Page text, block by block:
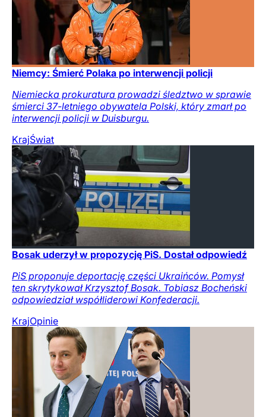
Niemcy: Śmierć Polaka po interwencji policji
Niemiecka prokuratura prowadzi śledztwo w sprawie
śmierci 37-letniego obywatela Polski, który zmarł po
interwencji policji w Duisburgu.
KrajŚwiat
Bosak uderzył w propozycję PiS. Dostał odpowiedź
PiS proponuje deportację części Ukraińców. Pomysł
ten skrytykował Krzysztof Bosak. Tobiasz Bocheński
odpowiedział współliderowi Konfederacji.
KrajOpinie